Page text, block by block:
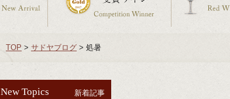
TOP > サドヤブログ > 処暑
New Topics 新着記事